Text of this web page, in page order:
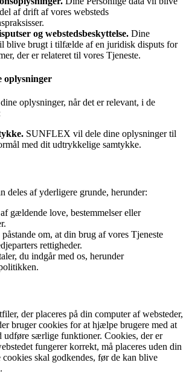
af drift af vores websteds
og webstedsbeskyttelse. Dine
blive brugt i tilfælde af en juridisk disputs for
der er relateret til vores Tjeneste.
oplysninger
oplysninger, når det er relevant, i de
SUNFLEX vil dele dine oplysninger til
med dit udtrykkelige samtykke.
deles af yderligere grunde, herunder:
gældende love, bestemmelser eller
påstande om, at din brug af vores Tjeneste
rettigheder.
du indgår med os, herunder
der placeres på din computer af websteder,
bruger cookies for at hjælpe brugere med at
udføre særlige funktioner. Cookies, der er
fungerer korrekt, må placeres uden din
skal godkendes, før de kan blive